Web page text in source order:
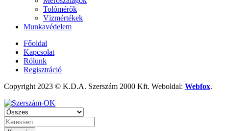
Tolómérők
Vízmértékek
Munkavédelem
Főoldal
Kapcsolat
Rólunk
Regisztráció
Copyright 2023 © K.D.A. Szerszám 2000 Kft. Weboldal: Webfox.